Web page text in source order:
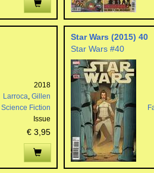
2018
Larroca, Gillen
Science Fiction
Issue
€ 3,95
Star Wars (2015) 40
Star Wars #40